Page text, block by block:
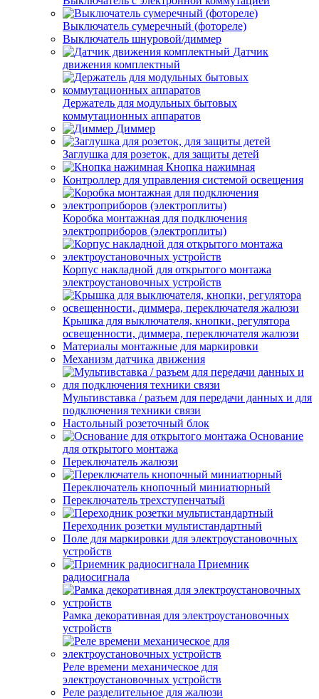
Выключатель сумеречный (фотореле)
Выключатель шнуровой/диммер
Датчик
движения комплектный
Держатель для модульных бытовых
коммутационных аппаратов
Диммер
Заглушка для розеток, для защиты детей
Кнопка нажимная
Контроллер для управления системой освещения
Коробка монтажная для подключения
электроприборов (электроплиты)
Корпус накладной для открытого монтажа
электроустановочных устройств
Крышка для выключателя, кнопки, регулятора
освещенности, диммера, переключателя жалюзи
Материалы монтажные для маркировки
Механизм датчика движения
Мультивставка / разъем для передачи данных и для
подключения техники связи
Настольный розеточный блок
Основание
для открытого монтажа
Переключатель жалюзи
Переключатель кнопочный миниатюрный
Переключатель трехступенчатый
Переходник розетки мультистандартный
Поле для маркировки для электроустановочных
устройств
Приемник
радиосигнала
Рамка декоративная для электроустановочных
устройств
Реле времени механическое для
электроустановочных устройств
Реле разделительное для жалюзи